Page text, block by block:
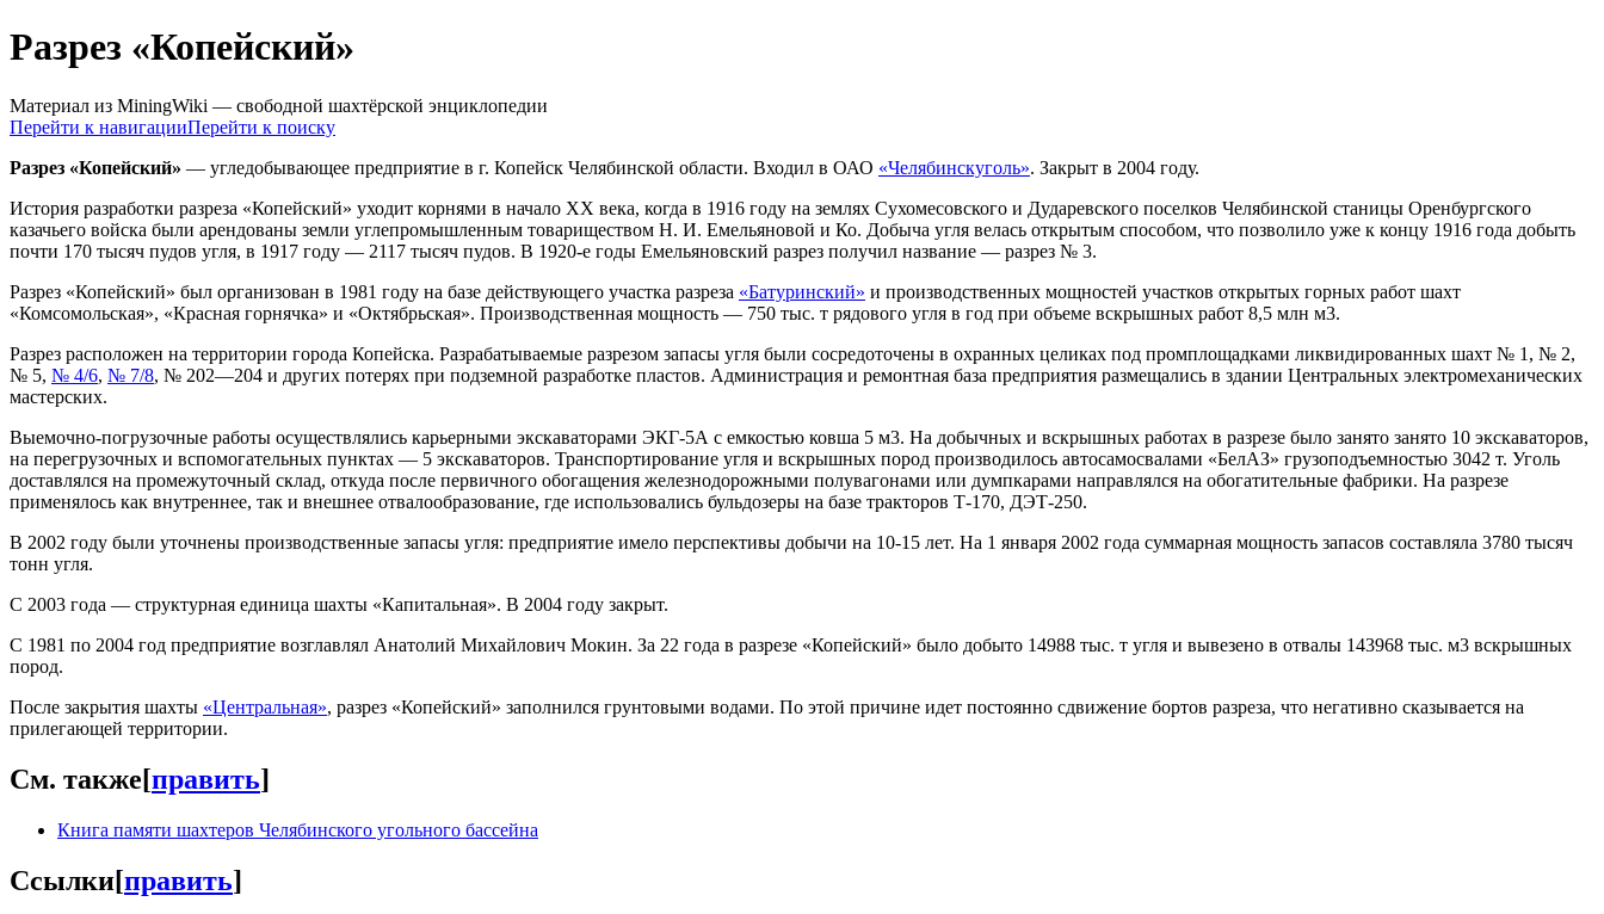
Разрез «Копейский»
Материал из MiningWiki — свободной шахтёрской энциклопедии
Перейти к навигацииПерейти к поиску
Разрез «Копейский» — угледобывающее предприятие в г. Копейск Челябинской области. Входил в ОАО «Челябинскуголь». Закрыт в 2004 году.
История разработки разреза «Копейский» уходит корнями в начало XX века, когда в 1916 году на землях Сухомесовского и Дударевского поселков Челябинской станицы Оренбургского
казачьего войска были арендованы земли углепромышленным товариществом Н. И. Емельяновой и Ко. Добыча угля велась открытым способом, что позволило уже к концу 1916 года добыть
почти 170 тысяч пудов угля, в 1917 году — 2117 тысяч пудов. В 1920-е годы Емельяновский разрез получил название — разрез № 3.
Разрез «Копейский» был организован в 1981 году на базе действующего участка разреза «Батуринский» и производственных мощностей участков открытых горных работ шахт
«Комсомольская», «Красная горнячка» и «Октябрьская». Производственная мощность — 750 тыс. т рядового угля в год при объеме вскрышных работ 8,5 млн м3.
Разрез расположен на территории города Копейска. Разрабатываемые разрезом запасы угля были сосредоточены в охранных целиках под промплощадками ликвидированных шахт № 1, № 2,
№ 5, № 4/6, № 7/8, № 202—204 и других потерях при подземной разработке пластов. Администрация и ремонтная база предприятия размещались в здании Центральных электромеханических
мастерских.
Выемочно-погрузочные работы осуществлялись карьерными экскаваторами ЭКГ-5А с емкостью ковша 5 м3. На добычных и вскрышных работах в разрезе было занято занято 10 экскаваторов,
на перегрузочных и вспомогательных пунктах — 5 экскаваторов. Транспортирование угля и вскрышных пород производилось автосамосвалами «БелАЗ» грузоподъемностью 3042 т. Уголь
доставлялся на промежуточный склад, откуда после первичного обогащения железнодорожными полувагонами или думпкарами направлялся на обогатительные фабрики. На разрезе
применялось как внутреннее, так и внешнее отвалообразование, где использовались бульдозеры на базе тракторов Т-170, ДЭТ-250.
В 2002 году были уточнены производственные запасы угля: предприятие имело перспективы добычи на 10-15 лет. На 1 января 2002 года суммарная мощность запасов составляла 3780 тысяч
тонн угля.
С 2003 года — структурная единица шахты «Капитальная». В 2004 году закрыт.
С 1981 по 2004 год предприятие возглавлял Анатолий Михайлович Мокин. За 22 года в разрезе «Копейский» было добыто 14988 тыс. т угля и вывезено в отвалы 143968 тыс. м3 вскрышных
пород.
После закрытия шахты «Центральная», разрез «Копейский» заполнился грунтовыми водами. По этой причине идет постоянно сдвижение бортов разреза, что негативно сказывается на
прилегающей территории.
См. также[править]
Книга памяти шахтеров Челябинского угольного бассейна
Ссылки[править]